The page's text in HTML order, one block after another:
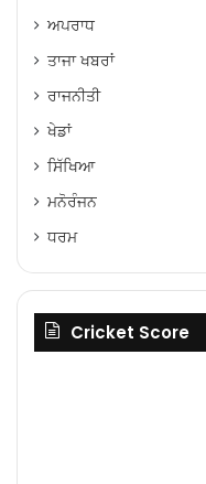
ਅਪਰਾਧ
ਤਾਜਾ ਖਬਰਾਂ
ਰਾਜਨੀਤੀ
ਖੇਡਾਂ
ਸਿੱਖਿਆ
ਮਨੋਰੰਜਨ
ਧਰਮ
Cricket Score